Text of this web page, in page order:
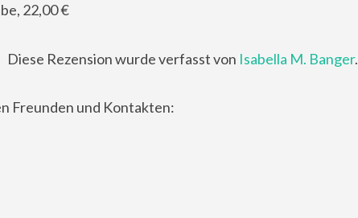
22,00 €
Diese Rezension wurde verfasst von Isabella M. Banger.
Freunden und Kontakten: